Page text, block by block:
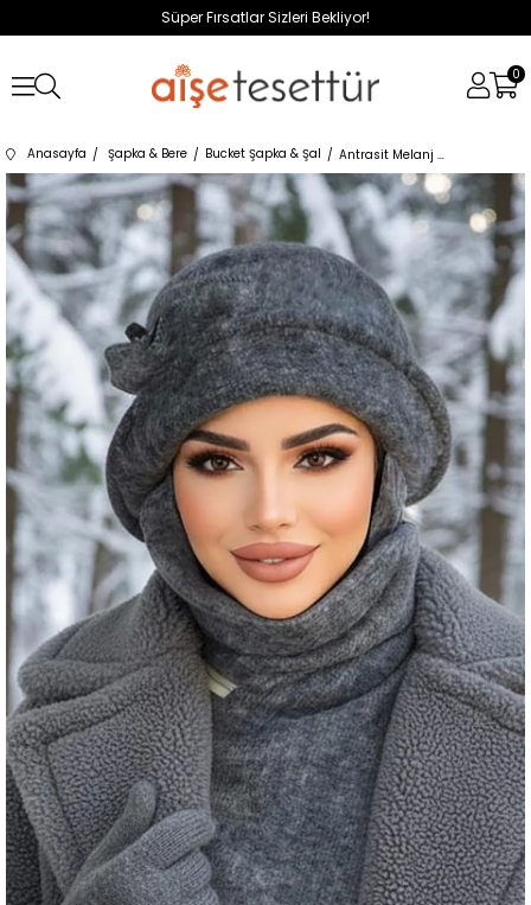
Süper Fırsatlar Sizleri Bekliyor!
0
Anasayfa Şapka & Bere Bucket Şapka & Şal Antrasit Melanj Aksesuarlı Atkılı Vintage Şapka